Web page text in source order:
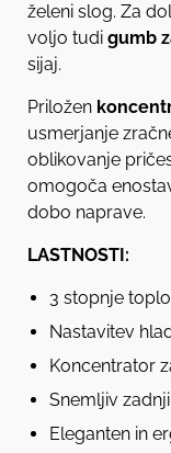
želeni slog. Za
voljo tudi gumb
sijaj.
Priložen
usmerjanje
oblikovanje
omogoča
dobo naprave.
LASTNOSTI:
3 stopnje
Nastavitev
Koncentrator
Snemljiv
Eleganten in